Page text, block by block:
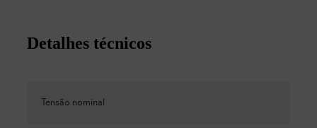
Detalhes técnicos
Tensão nominal